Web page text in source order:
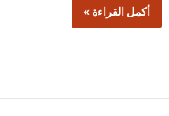
أكمل القراءة »